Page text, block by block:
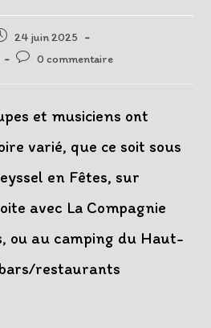
published:
24 juin 2025
Post0 commentaire
et musiciens ont
varié, que ce soit sous
en Fêtes, sur
avec La Compagnie
ou au camping du Haut-
restaurants